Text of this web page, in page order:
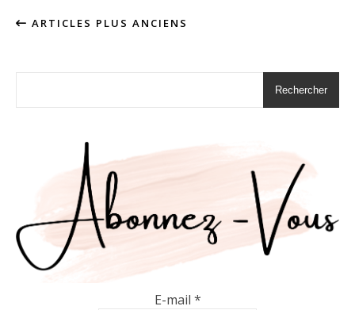
ARTICLES PLUS ANCIENS
Rechercher
E-mail *